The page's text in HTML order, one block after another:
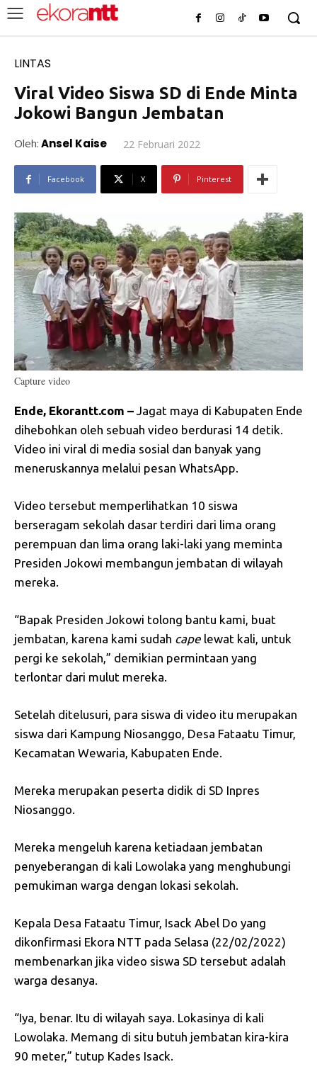
LINTAS
Viral Video Siswa SD di Ende Minta
Jokowi Bangun Jembatan
Oleh: Ansel Kaise 22 Februari 2022
Facebook X Pinterest
Capture video
Ende, Ekorantt.com – Jagat maya di Kabupaten Ende
dihebohkan oleh sebuah video berdurasi 14 detik.
Video ini viral di media sosial dan banyak yang
meneruskannya melalui pesan WhatsApp.
Video tersebut memperlihatkan 10 siswa
berseragam sekolah dasar terdiri dari lima orang
perempuan dan lima orang laki-laki yang meminta
Presiden Jokowi membangun jembatan di wilayah
mereka.
“Bapak Presiden Jokowi tolong bantu kami, buat
jembatan, karena kami sudah cape lewat kali, untuk
pergi ke sekolah,” demikian permintaan yang
terlontar dari mulut mereka.
Setelah ditelusuri, para siswa di video itu merupakan
siswa dari Kampung Niosanggo, Desa Fataatu Timur,
Kecamatan Wewaria, Kabupaten Ende.
Mereka merupakan peserta didik di SD Inpres
Niosanggo.
Mereka mengeluh karena ketiadaan jembatan
penyeberangan di kali Lowolaka yang menghubungi
pemukiman warga dengan lokasi sekolah.
Kepala Desa Fataatu Timur, Isack Abel Do yang
dikonfirmasi Ekora NTT pada Selasa (22/02/2022)
membenarkan jika video siswa SD tersebut adalah
warga desanya.
“Iya, benar. Itu di wilayah saya. Lokasinya di kali
Lowolaka. Memang di situ butuh jembatan kira-kira
90 meter,” tutup Kades Isack.